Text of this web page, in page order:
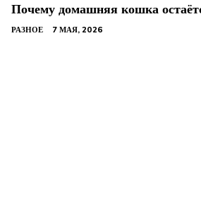
Почему домашняя кошка
РАЗНОЕ 7 МАЯ, 2026